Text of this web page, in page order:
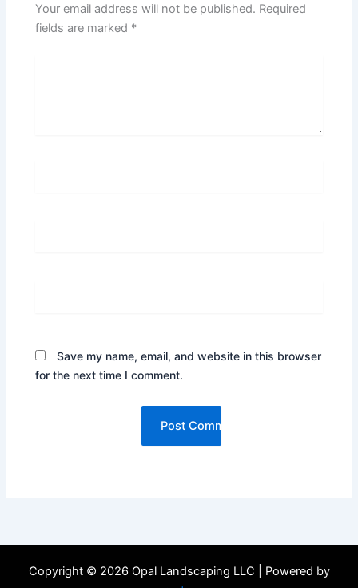
Your email address will not be published. Required
fields are marked *
Save my name, email, and website in this browser
for the next time I comment.
Copyright © 2026 Opal Landscaping LLC | Powered by